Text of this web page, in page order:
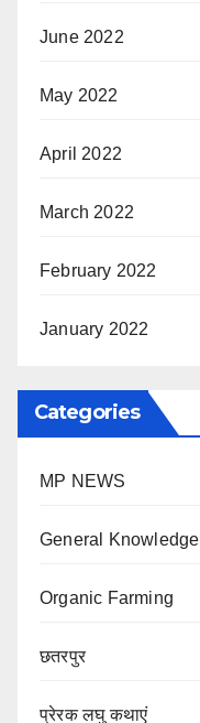
June 2022
May 2022
April 2022
March 2022
February 2022
January 2022
Categories
MP NEWS
General Knowledge
Organic Farming
छतरपुर
प्रेरक लघु कथाएं